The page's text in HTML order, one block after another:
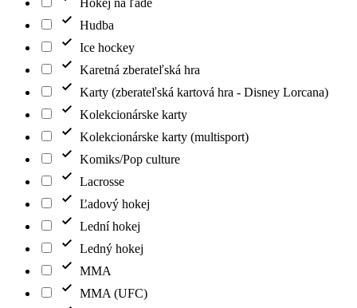
Hokej na ľade
Hudba
Ice hockey
Karetná zberateľská hra
Karty (zberateľská kartová hra - Disney Lorcana)
Kolekcionárske karty
Kolekcionárske karty (multisport)
Komiks/Pop culture
Lacrosse
Ľadový hokej
Lední hokej
Ledný hokej
MMA
MMA (UFC)